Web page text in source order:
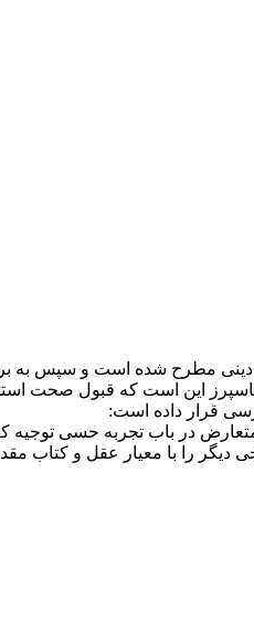
دینی مطرح شده است و سپس به
این است که قبول صحت
قرار داده است:
در باب تجربه حسی توجیه
دیگر را با معیار عقل و کتاب